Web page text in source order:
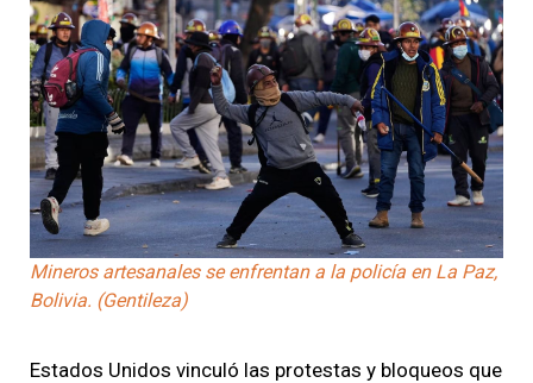
Mineros artesanales se enfrentan a la policía en La Paz,
Bolivia. (Gentileza)
Estados Unidos vinculó las protestas y bloqueos que